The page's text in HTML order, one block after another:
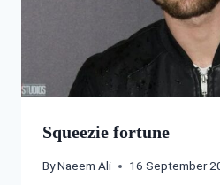
Squeezie fortune
ByNaeem Ali 16 September